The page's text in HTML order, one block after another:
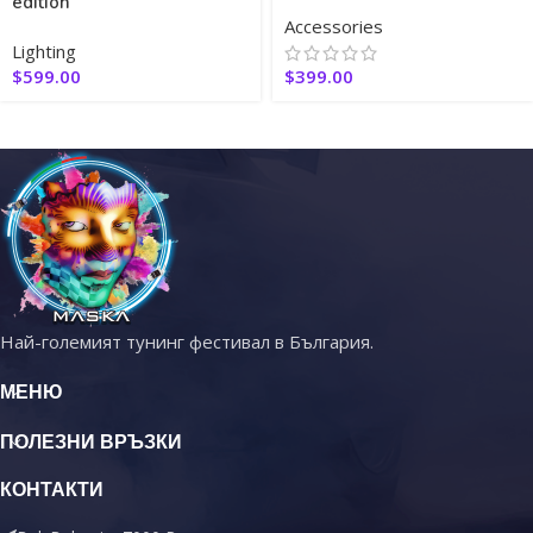
Lighting
$599.00
Accessories
$399.00
Най-големият тунинг фестивал в България.
МЕНЮ
ПОЛЕЗНИ ВРЪЗКИ
КОНТАКТИ